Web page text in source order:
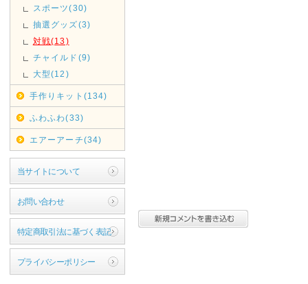
スポーツ(30)
抽選グッズ(3)
対戦(13)
チャイルド(9)
大型(12)
手作りキット(134)
ふわふわ(33)
エアーアーチ(34)
当サイトについて
お問い合わせ
特定商取引法に基づく表記
プライバシーポリシー